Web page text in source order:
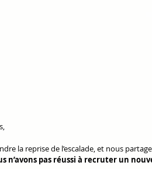
la reprise de l’escalade, et nous
n’avons pas réussi à recruter un